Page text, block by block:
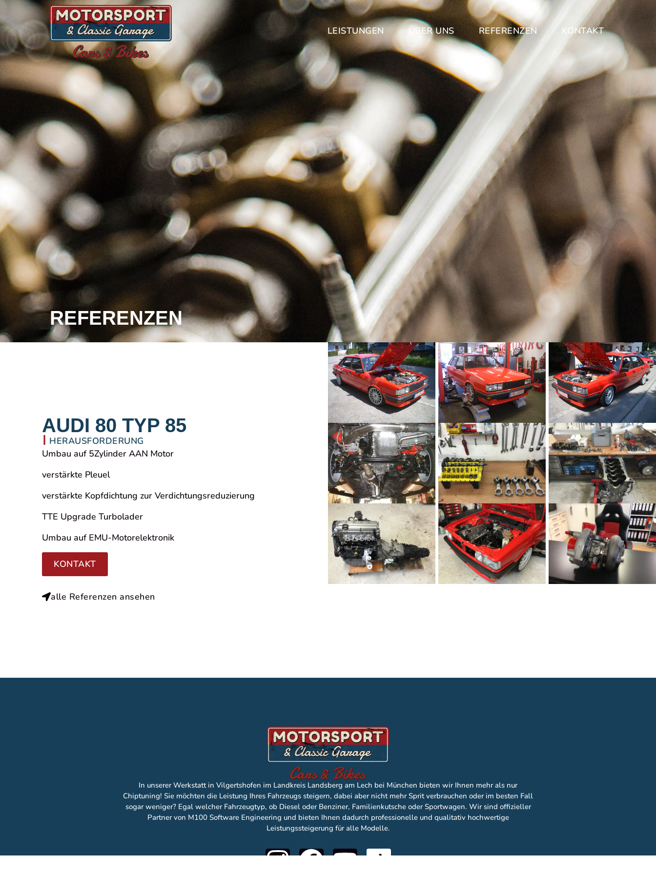
LEISTUNGEN ÜBER UNS REFERENZEN KONTAKT
REFERENZEN
AUDI 80 TYP 85
HERAUSFORDERUNG
Umbau auf 5Zylinder AAN Motor
verstärkte Pleuel
verstärkte Kopfdichtung zur Verdichtungsreduzierung
TTE Upgrade Turbolader
Umbau auf EMU-Motorelektronik
KONTAKT
alle Referenzen ansehen
In unserer Werkstatt in Vilgertshofen im Landkreis Landsberg am Lech bei München bieten wir Ihnen mehr als nur
Chiptuning! Sie möchten die Leistung Ihres Fahrzeugs steigern, dabei aber nicht mehr Sprit verbrauchen oder im besten Fall
sogar weniger? Egal welcher Fahrzeugtyp, ob Diesel oder Benziner, Familienkutsche oder Sportwagen. Wir sind offizieller
Partner von M100 Software Engineering und bieten Ihnen dadurch professionelle und qualitativ hochwertige
Leistungssteigerung für alle Modelle.